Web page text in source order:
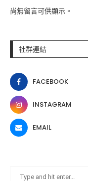
尚無留言可供顯示。
社群連結
FACEBOOK
INSTAGRAM
EMAIL